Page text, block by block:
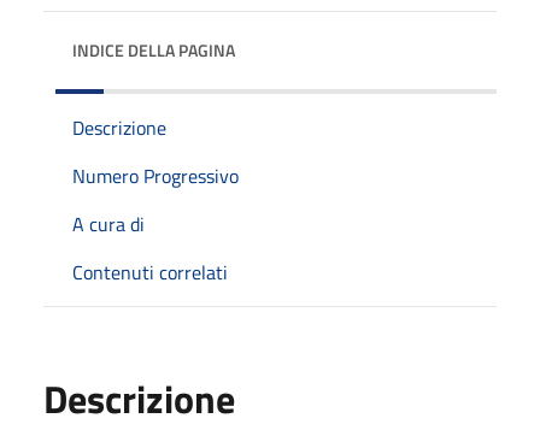
INDICE DELLA PAGINA
Descrizione
Numero Progressivo
A cura di
Contenuti correlati
Descrizione